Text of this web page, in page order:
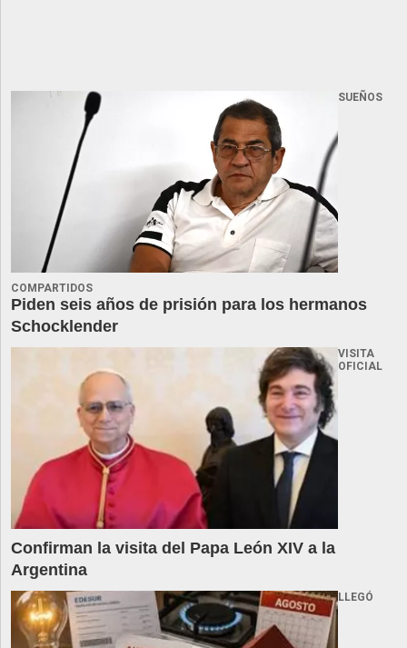
SUEÑOS
COMPARTIDOS
Piden seis años de prisión para los hermanos
Schocklender
VISITA
OFICIAL
Confirman la visita del Papa León XIV a la
Argentina
LLEGÓ